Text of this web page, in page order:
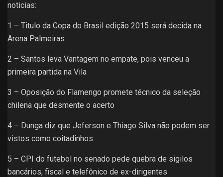
noticias:
1 – Titulo da Copa do Brasil edição 2015 será decida na
Arena Palmeiras
2 – Santos leva Vantagem no empate, pois venceu a
primeira partida na Vila
3 – Oposição do Flamengo promete técnico da seleção
chilena que desmente o acerto
4 – Dunga diz que Jeferson e Thiago Silva não podem ser
vistos como coitadinhos
5 – CPI do futebol no senado pede quebra de sigilos
bancários, fiscal e telefônico de ex-dirigentes